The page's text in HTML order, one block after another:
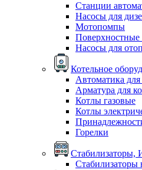
Станции
Насосы для
Мотопомпы
Поверхностные
Насосы для
Котельное
Автоматика для
Арматура для
Котлы газовые
Котлы
Горелки
Стабилизаторы,
Стабилизаторы